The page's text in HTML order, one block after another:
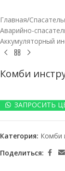
Главная/
Аварийно-
Аккумуляторный
Комби
ЗАПРОСИТЬ
Категория: Комби
Поделиться: